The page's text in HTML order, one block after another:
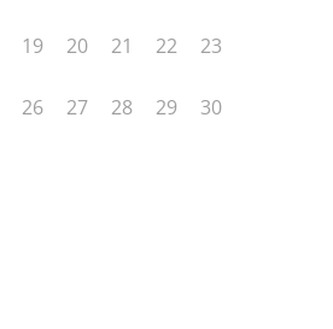
19 20 21 22 23
26 27 28 29 30